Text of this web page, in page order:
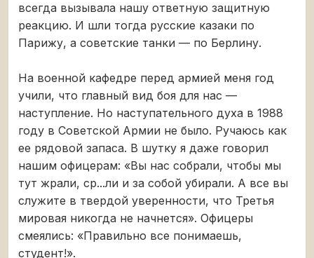
всегда вызывала нашу ответную защитную
реакцию. И шли тогда русские казаки по
Парижу, а советские танки — по Берлину.
На военной кафедре перед армией меня год
учили, что главный вид боя для нас —
наступление. Но наступательного духа в 1988
году в Советской Армии не было. Ручаюсь как
ее рядовой запаса. В шутку я даже говорил
нашим офицерам: «Вы нас собрали, чтобы мы
тут жрали, ср...ли и за собой убирали. А все вы
служите в твердой уверенности, что Третья
мировая никогда не начнется». Офицеры
смеялись: «Правильно все понимаешь,
студент!».